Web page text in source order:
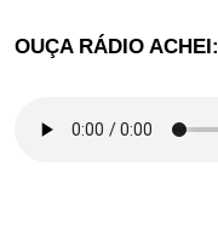
OUÇA RÁDIO ACHEI: